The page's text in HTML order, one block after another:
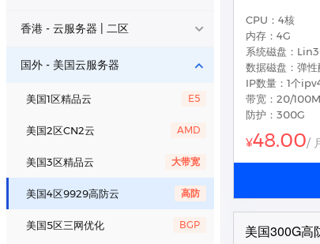
国内 - 云服务器 | 二区
NAT云/挂机宝/云电脑
平台会员/代理加盟
香港大宽带 • 3区
日本精品轻量云 特惠
十堰电信轻量云 特惠
ECS - 香港大浦 • 三区 E5
ECS - 美国专线大带宽
香港 - 云服务器 | 二区
香港1区CN2经典云 不限流量
香港2区CN2经典云 不限流量
香港3区CN2经典云 不限流量
香港4区CN2流量云 流量型
香港5区CN2流量云 流量型
香港6区高防优化云 不黑洞
国外 - 美国云服务器
美国1区精品云 E5
美国2区CN2云 AMD
美国3区精品云 大带宽
美国4区9929高防云 高防
美国5区三网优化 BGP
CPU：4核
内存：4G
系统磁盘：
数据磁盘：弹性
IP数量：1个
带宽：20/
防护：300G
¥48.00/
美国300G高